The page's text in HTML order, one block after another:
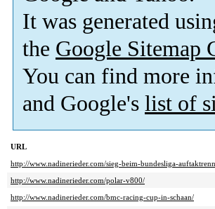
It was generated
the Google Sitemap
You can find more
and Google's list of
URL
http://www.nadinerieder.com/sieg-beim-bundesliga-
http://www.nadinerieder.com/polar-v800/
http://www.nadinerieder.com/bmc-racing-cup-in-schaan/